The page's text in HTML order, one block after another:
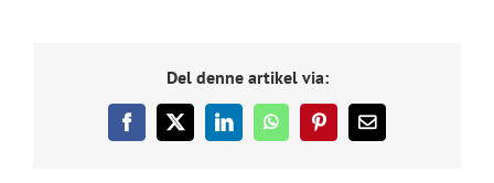
Del denne artikel via:
Facebook
X LinkedInWhatsAppPinterest
E-
mail